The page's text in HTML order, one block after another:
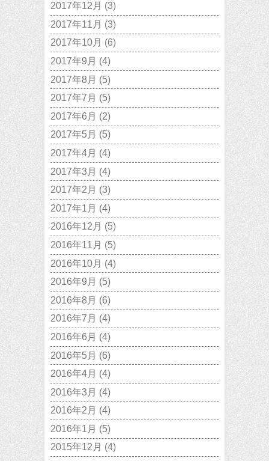
2017年12月 (3)
2017年11月 (3)
2017年10月 (6)
2017年9月 (4)
2017年8月 (5)
2017年7月 (5)
2017年6月 (2)
2017年5月 (5)
2017年4月 (4)
2017年3月 (4)
2017年2月 (3)
2017年1月 (4)
2016年12月 (5)
2016年11月 (5)
2016年10月 (4)
2016年9月 (5)
2016年8月 (6)
2016年7月 (4)
2016年6月 (4)
2016年5月 (6)
2016年4月 (4)
2016年3月 (4)
2016年2月 (4)
2016年1月 (5)
2015年12月 (4)